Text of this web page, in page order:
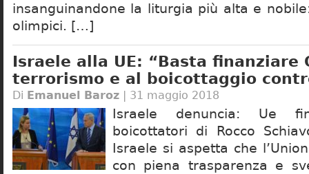
insanguinandone la liturgia più alta e
olimpici. […]
Israele alla UE: “Basta finanziare
terrorismo e al boicottaggio
Di Emanuel Baroz | 31 maggio 2018
Israele denuncia: Ue
boicottatori di Rocco
Israele si aspetta che
con piena trasparenza e